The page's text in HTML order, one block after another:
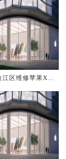
区维修苹果XRM